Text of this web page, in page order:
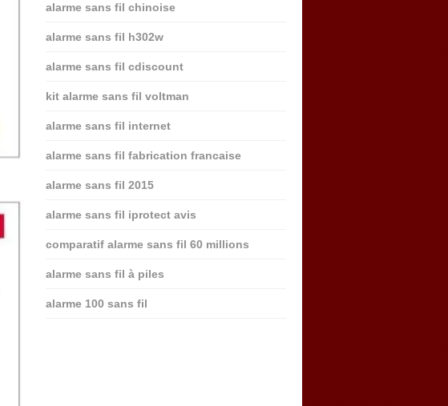
alarme sans fil chinoise
alarme sans fil h302w
alarme sans fil cdiscount
kit alarme sans fil voltman
alarme sans fil internet
alarme sans fil fabrication francaise
alarme sans fil 2015
alarme sans fil iprotect avis
comparatif alarme sans fil 60 millions
alarme sans fil à piles
alarme 100 sans fil